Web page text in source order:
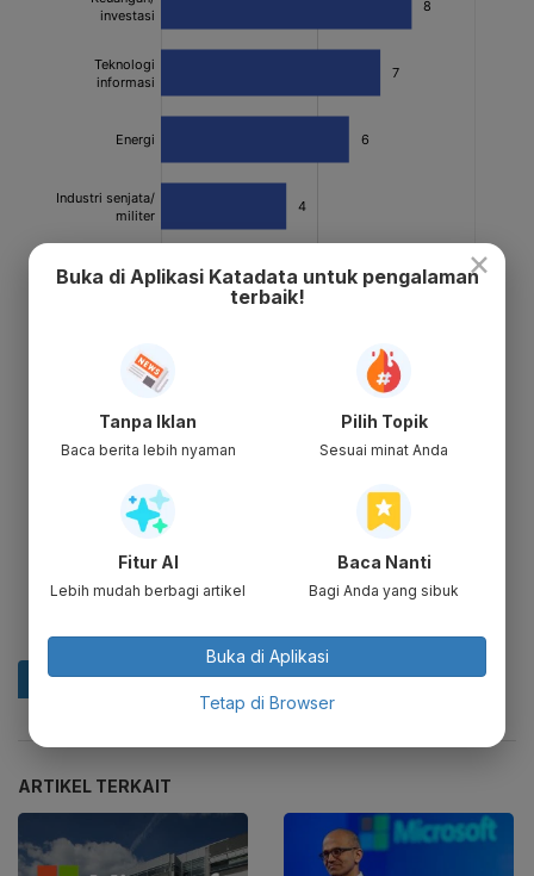
ARTIKEL TERKAIT
×
Buka di Aplikasi Katadata untuk pengalaman
terbaik!
Tanpa Iklan
Baca berita lebih nyaman
Pilih Topik
Sesuai minat Anda
Fitur AI
Lebih mudah berbagi artikel
Baca Nanti
Bagi Anda yang sibuk
Buka di Aplikasi
Tetap di Browser